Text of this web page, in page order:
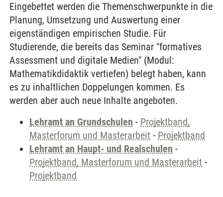
Eingebettet werden die Themenschwerpunkte in die
Planung, Umsetzung und Auswertung einer
eigenständigen empirischen Studie. Für
Studierende, die bereits das Seminar "formatives
Assessment und digitale Medien" (Modul:
Mathematikdidaktik vertiefen) belegt haben, kann
es zu inhaltlichen Doppelungen kommen. Es
werden aber auch neue Inhalte angeboten.
Lehramt an Grundschulen - Projektband,
Masterforum und Masterarbeit - Projektband
Lehramt an Haupt- und Realschulen -
Projektband, Masterforum und Masterarbeit -
Projektband